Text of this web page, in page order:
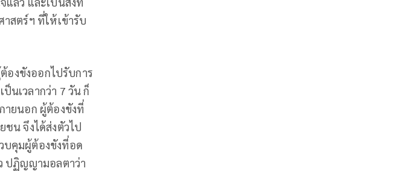
สตร์ฯ ที่ให้เข้ารับ
องขังออกไปรับการ
นเวลากว่า 7 วัน ก็
ายนอก ผู้ต้องขังที่
น จึงได้ส่งตัวไป
บคุมผู้ต้องขังที่อด
ปฏิญญามอลตาว่า